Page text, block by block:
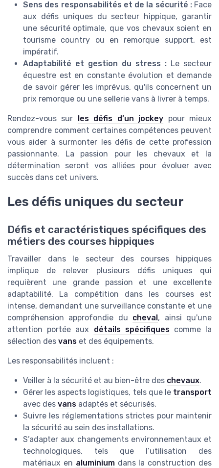
Sens des responsabilités et de la sécurité :Face
aux défis uniques du secteur hippique, garantir
une sécurité optimale, que vos chevaux soient en
tourisme country ou en remorque support, est
impératif.
Adaptabilité et gestion du stress : Le secteur
équestre est en constante évolution et demande
de savoir gérer les imprévus, qu'ils concernent un
prix remorque ou une sellerie vans à livrer à temps.
Rendez-vous sur les défis d’un jockey pour mieux
comprendre comment certaines compétences peuvent
vous aider à surmonter les défis de cette profession
passionnante. La passion pour les chevaux et la
détermination seront vos alliées pour évoluer avec
succès dans cet univers.
Les défis uniques du secteur
Défis et caractéristiques spécifiques des
métiers des courses hippiques
Travailler dans le secteur des courses hippiques
implique de relever plusieurs défis uniques qui
requièrent une grande passion et une excellente
adaptabilité. La compétition dans les courses est
intense, demandant une surveillance constante et une
compréhension approfondie du cheval, ainsi qu'une
attention portée aux détails spécifiquescomme la
sélection des vans et des équipements.
Les responsabilités incluent :
Veiller à la sécurité et au bien-être des chevaux.
Gérer les aspects logistiques, tels que le transport
avec des vans adaptés et sécurisés.
Suivre les réglementations strictes pour maintenir
la sécurité au sein des installations.
S’adapter aux changements environnementaux et
technologiques, tels que l’utilisation des
matériaux en aluminiumdans la construction des